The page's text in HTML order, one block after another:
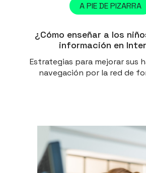
A PIE DE PIZARRA
¿Cómo enseñar a los
información en
Estrategias para mejorar sus
navegación por la red de